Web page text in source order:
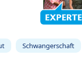
Schwangerschaft